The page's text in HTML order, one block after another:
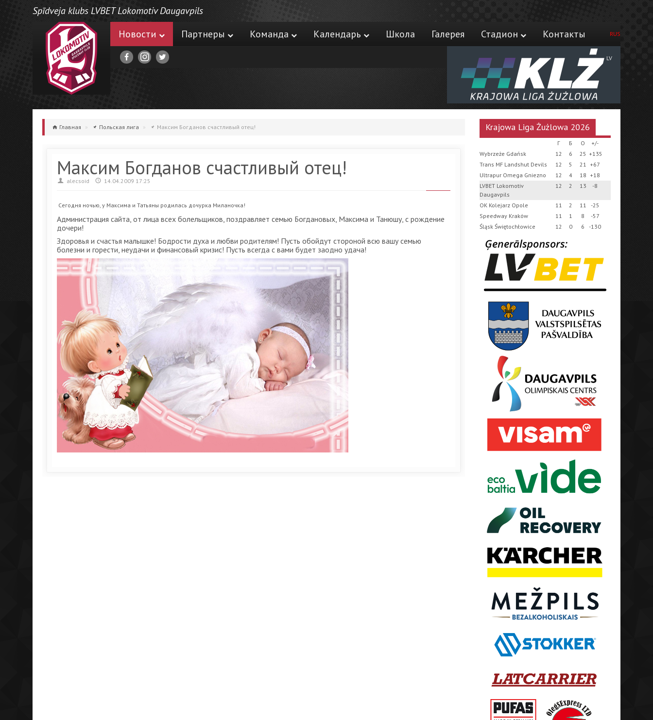
Spīdveja klubs LVBET Lokomotiv Daugavpils
Новости
Партнеры Команда Календарь Школа Галерея Стадион Контакты RUS
LV
Главная » Польская лига » Максим Богданов счастливый отец!
Максим Богданов счастливый отец!
alecsoid 14.04.2009 17:25
Сегодня ночью, у Максима и Татьяны родилась дочурка Миланочка!
Администрация сайта, от лица всех болельщиков, поздравляет семью Богдановых, Максима и Танюшу, с рождение
дочери!
Здоровья и счастья малышке! Бодрости духа и любви родителям! Пусть обойдут стороной всю вашу семью
болезни и горести, неудачи и финансовый кризис! Пусть всегда с вами будет заодно удача!
Krajowa Liga Żużlowa 2026
Г Б О
+/-
Wybrzeże Gdańsk
12 6 25 +135
Trans MF Landshut Devils
12 5 21 +67
Ultrapur Omega Gniezno
12 4 18 +18
LVBET Lokomotiv
Daugavpils
12 2 13 -8
OK Kolejarz Opole 11 2 11
-25
Speedway Kraków
11 1 8
-57
Śląsk Świętochłowice
12 0 6 -130